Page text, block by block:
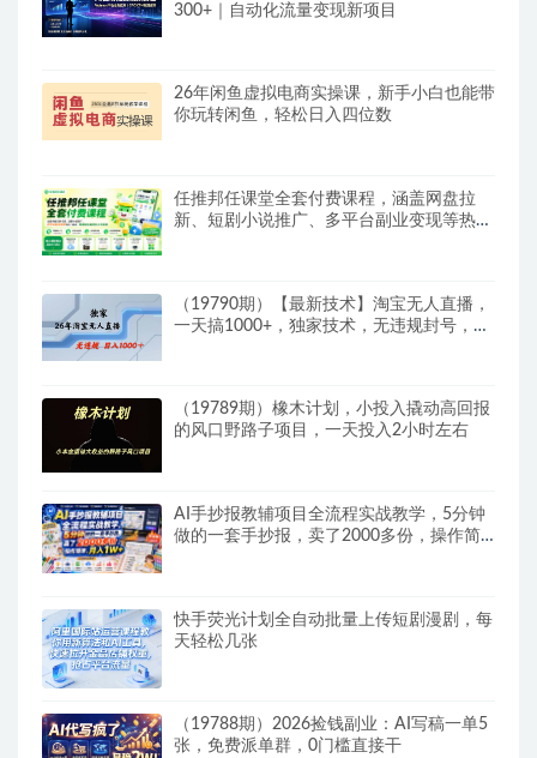
300+｜自动化流量变现新项目
26年闲鱼虚拟电商实操课，新手小白也能带
你玩转闲鱼，轻松日入四位数
任推邦任课堂全套付费课程，涵盖网盘拉
新、短剧小说推广、多平台副业变现等热门
（19790期）【最新技术】淘宝无人直播，
一天搞1000+，独家技术，无违规封号，可
（19789期）橡木计划，小投入撬动高回报
的风口野路子项目，一天投入2小时左右
AI手抄报教辅项目全流程实战教学，5分钟
做的一套手抄报，卖了2000多份，操作简
快手荧光计划全自动批量上传短剧漫剧，每
天轻松几张
（19788期）2026捡钱副业：AI写稿一单5
张，免费派单群，0门槛直接干